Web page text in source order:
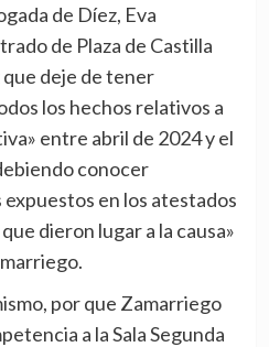
de Díez, Eva
de Plaza de Castilla
deje de tener
los hechos relativos a
entre abril de 2024 y el
conocer
en los atestados
dieron lugar a la causa»
a la Sala Segunda